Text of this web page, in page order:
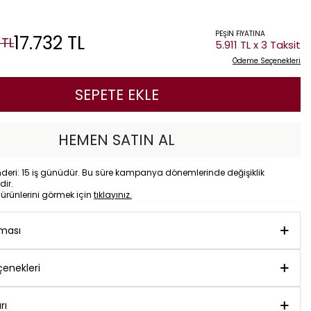
17.732 TL PEŞİN FİYATINA
5.911 TL x 3 Taksit
Ödeme Seçenekleri
SEPETE EKLE
HEMEN SATIN AL
15 iş günüdür. Bu süre kampanya dönemlerinde değişiklik
ürünlerini görmek için tıklayınız.